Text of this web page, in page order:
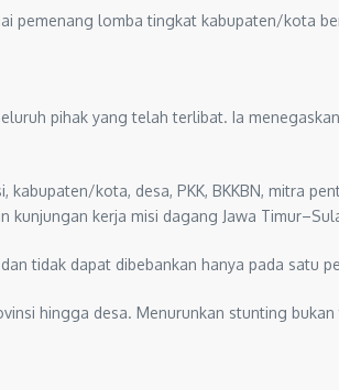
pemenang lomba tingkat kabupaten/kota
pihak yang telah terlibat. Ia
kota, desa, PKK, BKKBN, mitra
kunjungan kerja misi dagang Jawa
tidak dapat dibebankan hanya pada satu
hingga desa. Menurunkan stunting